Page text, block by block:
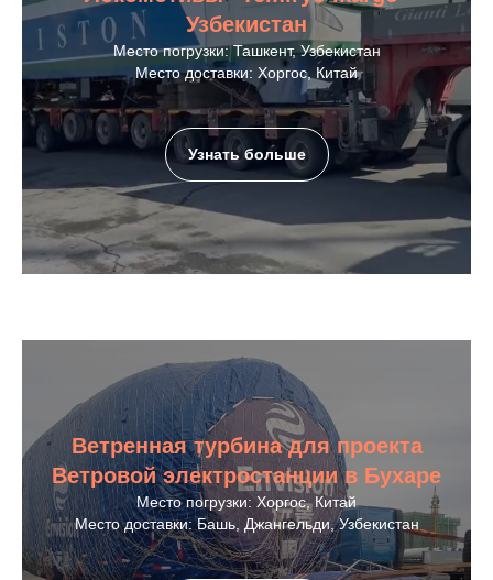
Узбекистан
Место погрузки: Ташкент, Узбекистан
Место доставки: Хоргос, Китай
Узнать больше
Ветренная турбина для проекта
Ветровой электростанции в Бухаре
Место погрузки: Хоргос, Китай
Место доставки: Башь, Джангельди, Узбекистан